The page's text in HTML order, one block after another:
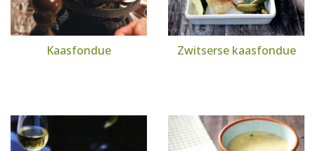
Kaasfondue Zwitserse kaasfondue